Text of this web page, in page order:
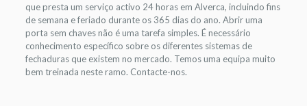
que presta um serviço activo 24 horas em Alverca, incluindo fins
de semana e feriado durante os 365 dias do ano. Abrir uma
porta sem chaves não é uma tarefa simples. É necessário
conhecimento específico sobre os diferentes sistemas de
fechaduras que existem no mercado. Temos uma equipa muito
bem treinada neste ramo. Contacte-nos.